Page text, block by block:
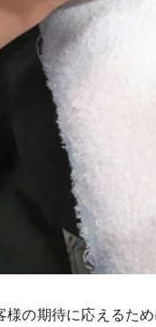
様の期待に応えるた